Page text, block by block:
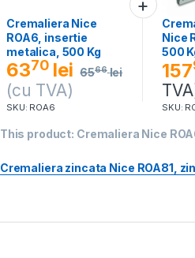
Cremaliera Nice
ROA6, insertie
metalica, 500 Kg
6370 lei 6566 lei
(cu TVA)
SKU: ROA6
Nice
500
157
SKU:
This product: Cremaliera Nice
Cremaliera zincata Nice ROA81,